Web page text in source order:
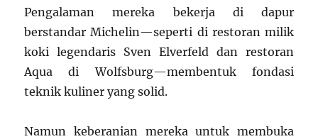
Pengalaman mereka bekerja di dapur
berstandar Michelin—seperti di restoran milik
koki legendaris Sven Elverfeld dan restoran
Aqua di Wolfsburg—membentuk fondasi
teknik kuliner yang solid.
Namun keberanian mereka untuk membuka